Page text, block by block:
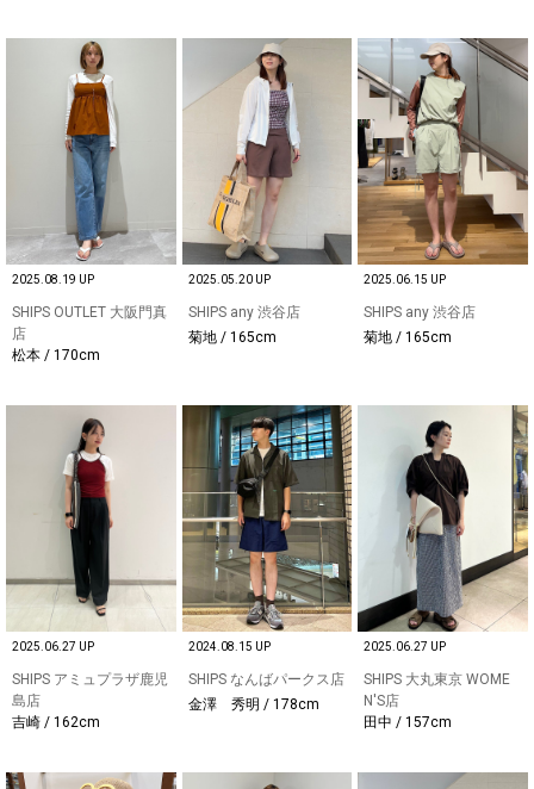
2025.08.19 UP
SHIPS OUTLET 大阪門真
店
松本 / 170cm
2025.05.20 UP
SHIPS any 渋谷店
菊地 / 165cm
2025.06.15 UP
SHIPS any 渋谷店
菊地 / 165cm
2025.06.27 UP
SHIPS アミュプラザ鹿児
島店
吉崎 / 162cm
2024.08.15 UP
SHIPS なんばパークス店
金澤 秀明 / 178cm
2025.06.27 UP
SHIPS 大丸東京 WOME
N'S店
田中 / 157cm